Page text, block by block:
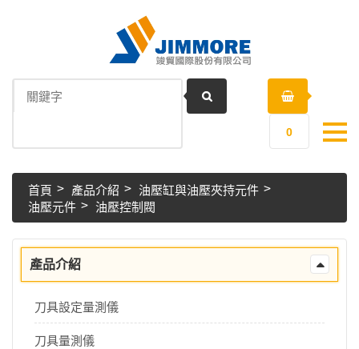
0
首頁 產品介紹
油壓缸與油壓夾持元件
油壓元件
油壓控制閥
產品介紹
刀具設定量測儀
刀具量測儀